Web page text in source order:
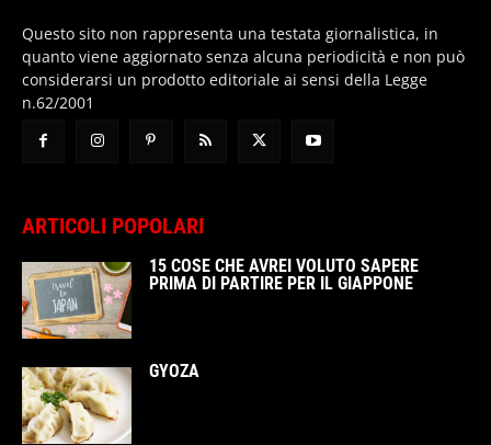
Questo sito non rappresenta una testata giornalistica, in
quanto viene aggiornato senza alcuna periodicità e non può
considerarsi un prodotto editoriale ai sensi della Legge
n.62/2001
ARTICOLI POPOLARI
15 COSE CHE AVREI VOLUTO SAPERE
PRIMA DI PARTIRE PER IL GIAPPONE
GYOZA